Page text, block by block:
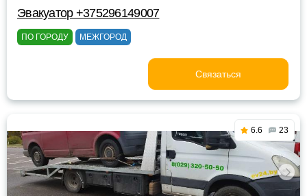
Эвакуатор +375296149007
ПО ГОРОДУ МЕЖГОРОД
Связаться
6.6 23